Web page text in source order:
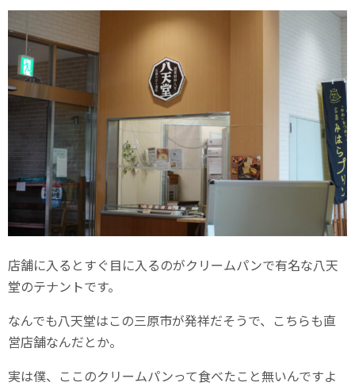
店舗に入るとすぐ目に入るのがクリームパンで有名な八天
堂のテナントです。
なんでも八天堂はこの三原市が発祥だそうで、こちらも直
営店舗なんだとか。
実は僕、ここのクリームパンって食べたこと無いんですよ